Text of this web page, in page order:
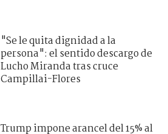
"Se le quita dignidad a la
persona": el sentido descargo de
Lucho Miranda tras cruce
Campillai-Flores
Trump impone arancel del 15% al